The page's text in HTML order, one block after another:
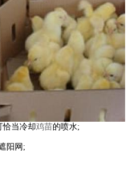
恰当冷却鸡苗的喷水;
阳网;